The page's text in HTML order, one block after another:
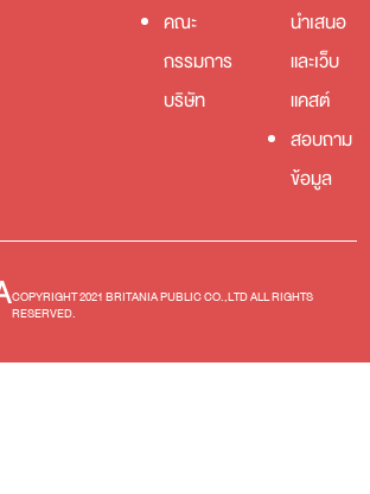
คณะ
กรรมการ
บริษัท
นำเสนอ
และเว็บ
แคสต์
สอบถาม
ข้อมูล
COPYRIGHT 2021 BRITANIA PUBLIC CO.,LTD ALL RIGHTS
RESERVED.